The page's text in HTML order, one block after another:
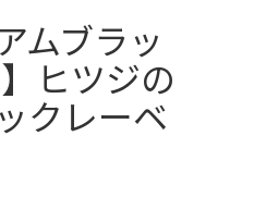
ムブラッ
ヒツジの
クレーベ